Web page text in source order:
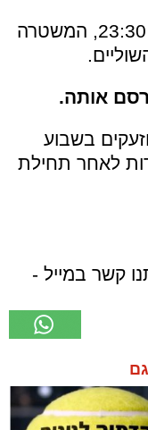
רק כעבור כמה שעות, בסביבות 23:30, המשטרה
אותה.
בשבוע
לאחר תחילת
קשר במייל -